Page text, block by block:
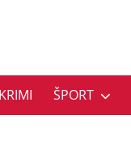
KRIMI ŠPORT